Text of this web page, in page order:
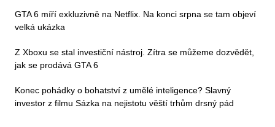
GTA 6 míří exkluzivně na Netflix. Na konci srpna se tam objeví
velká ukázka
Z Xboxu se stal investiční nástroj. Zítra se můžeme dozvědět,
jak se prodává GTA 6
Konec pohádky o bohatství z umělé inteligence? Slavný
investor z filmu Sázka na nejistotu věští trhům drsný pád